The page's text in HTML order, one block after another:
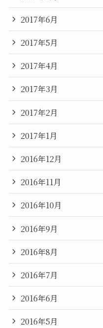
2017年6月
2017年5月
2017年4月
2017年3月
2017年2月
2017年1月
2016年12月
2016年11月
2016年10月
2016年9月
2016年8月
2016年7月
2016年6月
2016年5月